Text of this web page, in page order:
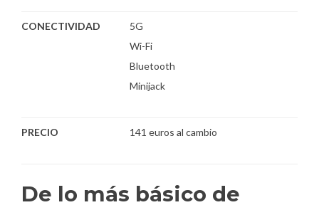
CONECTIVIDAD
5G
Wi-Fi
Bluetooth
Minijack
PRECIO 141 euros al cambio
De lo más básico de